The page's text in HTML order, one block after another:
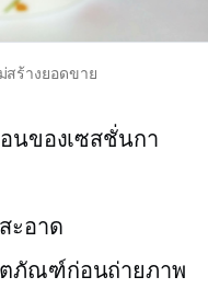
สร้างยอดขาย
นของเซสชั่นกา
ะอาด
ภัณฑ์ก่อนถ่ายภาพ